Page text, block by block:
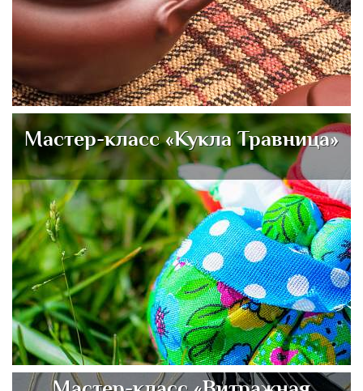
Мастер-класс «Кукла Травница»